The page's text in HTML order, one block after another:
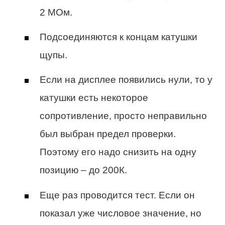
2 МОм.
Подсоединяются к концам катушки
щупы.
Если на дисплее появились нули, то у
катушки есть некоторое
сопротивление, просто неправильно
был выбран предел проверки.
Поэтому его надо снизить на одну
позицию – до 200К.
Еще раз проводится тест. Если он
показал уже числовое значение, но